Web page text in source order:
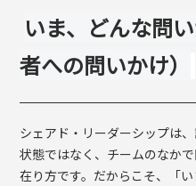
いま、どんな問
者への問いかけ）
シェアド・リーダーシップは
状態ではなく、チームのなか
在り方です。だからこそ、「